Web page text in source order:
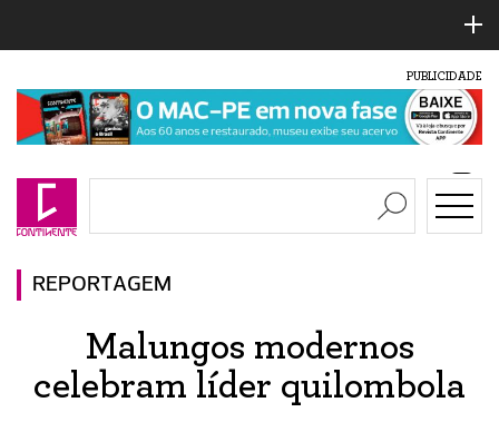
PUBLICIDADE
REPORTAGEM
Malungos modernos
celebram líder quilombola